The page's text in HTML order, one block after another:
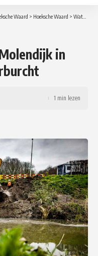
Waard > Hoeksche Waard > Waterschap herstelt Molendijk in Numansdorp na beverburcht
in
1 min lezen